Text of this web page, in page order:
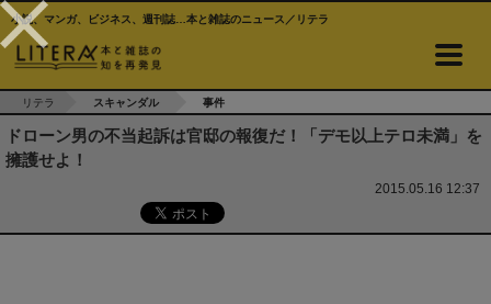
小説、マンガ、ビジネス、週刊誌…本と雑誌のニュース／リテラ
リテラ スキャンダル 事件
ドローン男の不当起訴は官邸の報復だ！「デモ以上テロ未満」を
擁護せよ！
2015.05.16 12:37